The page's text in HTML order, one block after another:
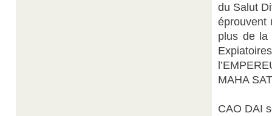
du Salut
éprouvent
plus de la
MAHA
CAO DAI